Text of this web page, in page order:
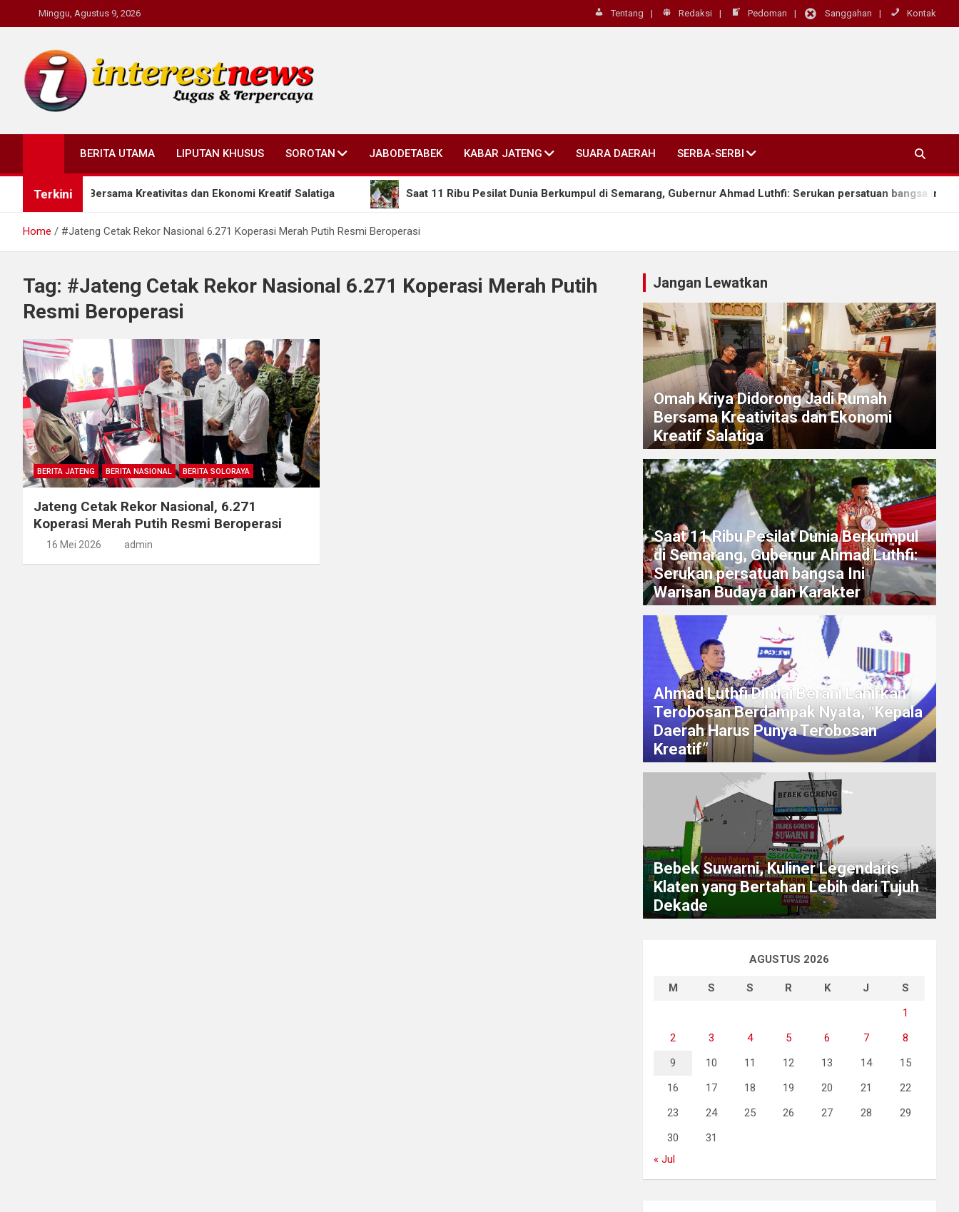
to
Minggu, Agustus 9, 2026 Tentang Redaksi Pedoman Sanggahan Kontak
Interestnews.or.id
BERITA UTAMA LIPUTAN KHUSUS SOROTAN JABODETABEK KABAR JATENG SUARA DAERAH SERBA-SERBI
Terkini
Rumah Bersama Kreativitas dan Ekonomi Kreatif Salatiga Saat 11 Ribu Pesilat Dunia Berkumpul di Semarang, Gubernur Ahmad Luthfi: Serukan persatuan bangsa Ini Warisan
Home #Jateng Cetak Rekor Nasional 6.271 Koperasi Merah Putih Resmi Beroperasi
Tag: #Jateng Cetak Rekor Nasional 6.271 Koperasi Merah Putih
Resmi Beroperasi
BERITA JATENG BERITA NASIONAL BERITA SOLORAYA
Jateng Cetak Rekor Nasional, 6.271
Koperasi Merah Putih Resmi Beroperasi
16 Mei 2026 admin
Jangan Lewatkan
Omah Kriya Didorong Jadi Rumah
Bersama Kreativitas dan Ekonomi
Kreatif Salatiga
Saat 11 Ribu Pesilat Dunia Berkumpul
di Semarang, Gubernur Ahmad Luthfi:
Serukan persatuan bangsa Ini
Warisan Budaya dan Karakter
Ahmad Luthfi Dinilai Berani Lahirkan
Terobosan Berdampak Nyata, “Kepala
Daerah Harus Punya Terobosan
Kreatif”
Bebek Suwarni, Kuliner Legendaris
Klaten yang Bertahan Lebih dari Tujuh
Dekade
AGUSTUS 2026
M S S R K J
S
1
2
3 4 5 6 7
8
9
10 11 12 13 14
15
16
17 18 19 20 21
22
23
24 25 26 27 28
29
30
31
« Jul